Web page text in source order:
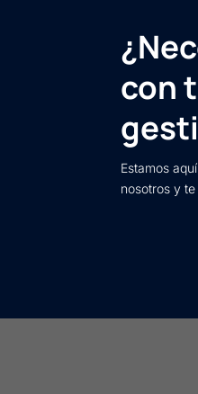
con
Estamos
nosotros y